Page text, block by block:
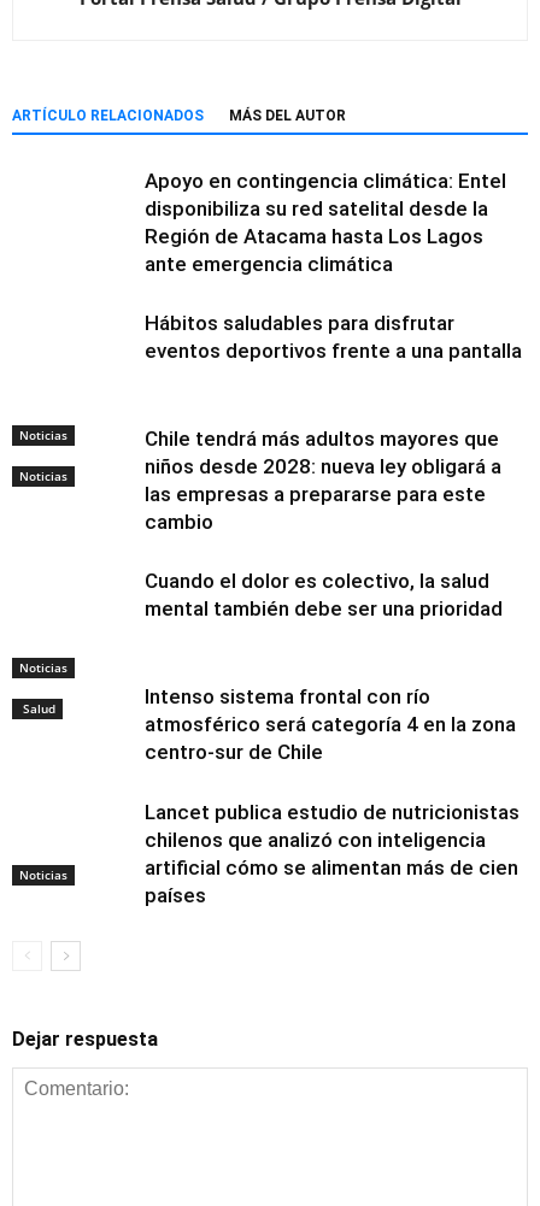
ARTÍCULO RELACIONADOS MÁS DEL AUTOR
Noticias
Apoyo en contingencia climática: Entel
disponibiliza su red satelital desde la
Región de Atacama hasta Los Lagos
ante emergencia climática
Noticias
Hábitos saludables para disfrutar
eventos deportivos frente a una pantalla
Noticias
Chile tendrá más adultos mayores que
niños desde 2028: nueva ley obligará a
las empresas a prepararse para este
cambio
Salud
Cuando el dolor es colectivo, la salud
mental también debe ser una prioridad
Noticias
Intenso sistema frontal con río
atmosférico será categoría 4 en la zona
centro-sur de Chile
Alimentación y
nutrición
Lancet publica estudio de nutricionistas
chilenos que analizó con inteligencia
artificial cómo se alimentan más de cien
países
Dejar respuesta